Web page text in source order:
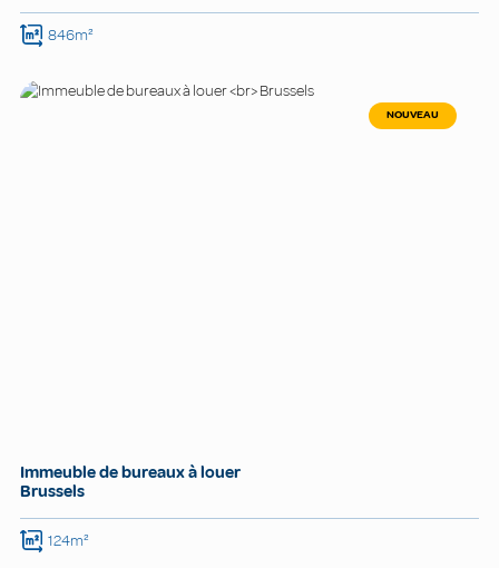
846m²
NOUVEAU
Immeuble de bureaux à louer
Brussels
124m²